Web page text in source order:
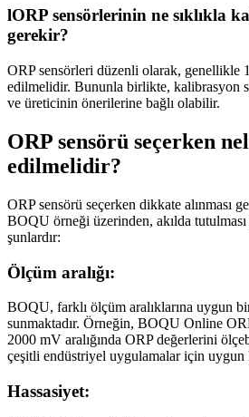
lORP sensörlerinin ne sıklıkla
gerekir?
ORP sensörleri düzenli olarak, genellikle
edilmelidir. Bununla birlikte, kalibrasyon
ve üreticinin önerilerine bağlı olabilir.
ORP sensörü seçerken
edilmelidir?
ORP sensörü seçerken dikkate alınması
BOQU örneği üzerinden, akılda
şunlardır:
Ölçüm aralığı:
BOQU, farklı ölçüm aralıklarına uygun
sunmaktadır. Örneğin, BOQU Online
2000 mV aralığında ORP değerlerini
çeşitli endüstriyel uygulamalar için uygun
Hassasiyet: